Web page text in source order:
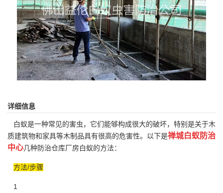
详细信息
白蚁是一种常见的害虫，它们能够构成很大的破坏，特别是关于木
质建筑物和家具等木制品具有很高的危害性。以下是禅城白蚁防治
中心几种防治仓库厂房白蚁的方法：
方法/步骤
1